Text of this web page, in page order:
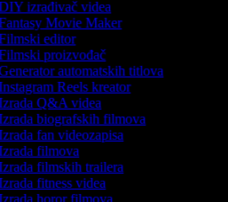
izrađivač videa
Movie Maker
editor
proizvođač
automatskih titlova
Reels kreator
Q&A videa
biografskih filmova
fan videozapisa
filmova
filmskih trailera
fitness videa